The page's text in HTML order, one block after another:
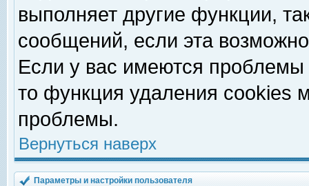
выполняет другие функции,
сообщений, если эта
Если у вас имеются
то функция удаления cookies
проблемы.
Вернуться наверх
Параметры и настройки пользователя